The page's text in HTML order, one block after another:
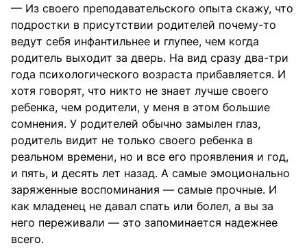
— Из своего преподавательского опыта скажу, что
подростки в присутствии родителей почему-то
ведут себя инфантильнее и глупее, чем когда
родитель выходит за дверь. На вид сразу два-три
года психологического возраста прибавляется. И
хотя говорят, что никто не знает лучше своего
ребенка, чем родители, у меня в этом большие
сомнения. У родителей обычно замылен глаз,
родитель видит не только своего ребенка в
реальном времени, но и все его проявления и год,
и пять, и десять лет назад. А самые эмоционально
заряженные воспоминания — самые прочные. И
как младенец не давал спать или болел, а вы за
него переживали — это запоминается надежнее
всего.